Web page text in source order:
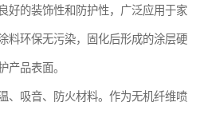
好的装饰性和防护性，广泛应用于家
料环保无污染，固化后形成的涂层硬
产品表面。
、吸音、防火材料。作为无机纤维喷